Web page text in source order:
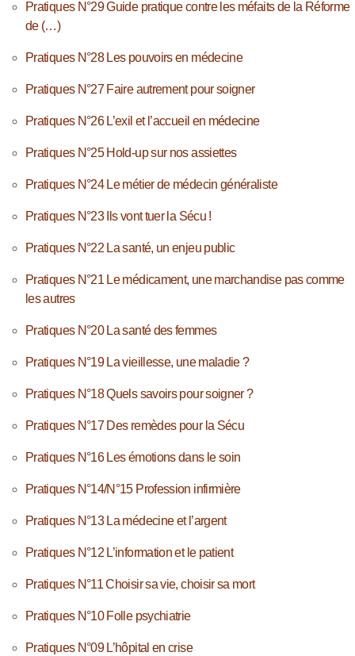
Pratiques N°29 Guide pratique contre les méfaits de la Réforme
de (…)
Pratiques N°28 Les pouvoirs en médecine
Pratiques N°27 Faire autrement pour soigner
Pratiques N°26 L’exil et l’accueil en médecine
Pratiques N°25 Hold-up sur nos assiettes
Pratiques N°24 Le métier de médecin généraliste
Pratiques N°23 Ils vont tuer la Sécu !
Pratiques N°22 La santé, un enjeu public
Pratiques N°21 Le médicament, une marchandise pas comme
les autres
Pratiques N°20 La santé des femmes
Pratiques N°19 La vieillesse, une maladie ?
Pratiques N°18 Quels savoirs pour soigner ?
Pratiques N°17 Des remèdes pour la Sécu
Pratiques N°16 Les émotions dans le soin
Pratiques N°14/N°15 Profession infirmière
Pratiques N°13 La médecine et l’argent
Pratiques N°12 L’information et le patient
Pratiques N°11 Choisir sa vie, choisir sa mort
Pratiques N°10 Folle psychiatrie
Pratiques N°09 L’hôpital en crise